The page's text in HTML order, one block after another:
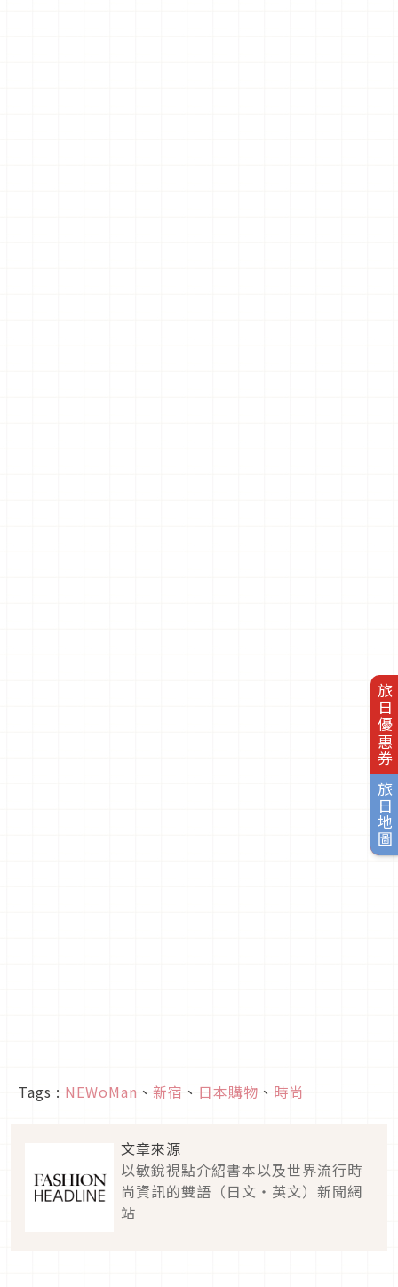
旅日優惠券
旅日地圖
Tags : NEWoMan 、 新宿 、 日本購物 、 時尚
文章來源
以敏銳視點介紹書本以及世界流行時
尚資訊的雙語（日文・英文）新聞網
站